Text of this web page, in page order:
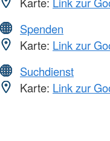
Spenden
Karte: Link zur
Suchdienst
Karte: Link zur